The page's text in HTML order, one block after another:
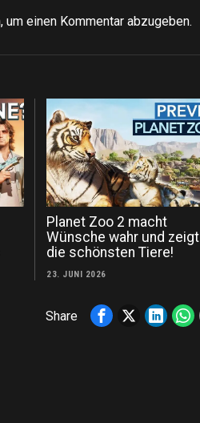
um einen Kommentar abzugeben.
Planet Zoo 2 macht
Wünsche wahr und zeigt
die schönsten Tiere!
23. JUNI 2026
Share